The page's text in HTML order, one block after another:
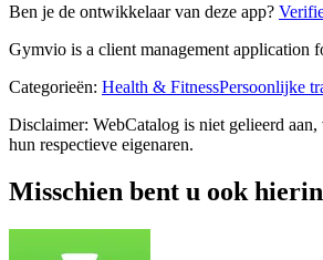
Ben je de ontwikkelaar van deze app?
Gymvio is a client management application
Categorieën: Health & FitnessPersoonlijke
Disclaimer: WebCatalog is niet gelieerd
hun respectieve eigenaren.
Misschien bent u ook